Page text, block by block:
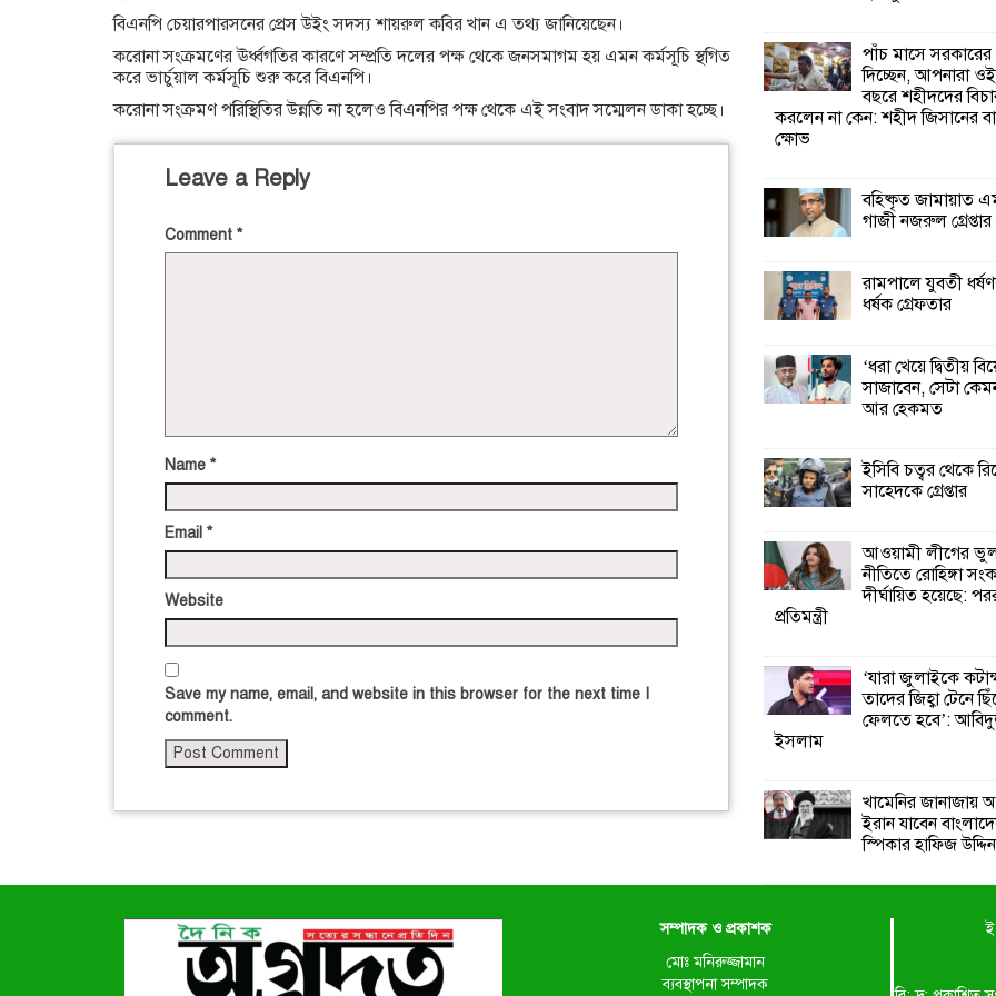
বিএনপি চেয়ারপারসনের প্রেস উইং সদস্য শায়রুল কবির খান এ তথ্য জানিয়েছেন।
করোনা সংক্রমণের ঊর্ধ্বগতির কারণে সম্প্রতি দলের পক্ষ থেকে জনসমাগম হয় এমন কর্মসূচি স্থগিত
করে ভার্চুয়াল কর্মসূচি শুরু করে বিএনপি।
করোনা সংক্রমণ পরিস্থিতির উন্নতি না হলেও বিএনপির পক্ষ থেকে এই সংবাদ সম্মেলন ডাকা হচ্ছে।
Leave a Reply
Comment *
Name *
Email *
Website
Save my name, email, and website in this browser for the next time I
comment.
কালিগঞ্জে নিখোঁজ
মরদেহ অবশেষে
ইছামতী নদীতে
কর্মী সম্মেলন
সহনশীল জনগোষ্ঠী
প্রকল্পের
শিখন ও অভিজ্ঞতা বিনিময় সভা
শ্যামনগরে
সিএমসির সাথে
মতবিনিময় সভা
পাঁচ মাসে
দিচ্ছেন, আপনারা
বছরে শহীদদের
করলেন না কেন: শহীদ জিসানের
ক্ষোভ
বহিষ্কৃত জামায়াত
গাজী নজরুল গ্রেপ্তার
রামপালে যুবতী
ধর্ষক গ্রেফতার
‘ধরা খেয়ে দ্বিতীয়
সাজাবেন, সেটা
আর হেকমত
ইসিবি চত্বর থেকে
সাহেদকে গ্রেপ্তার
আওয়ামী লীগের
নীতিতে রোহিঙ্গা
দীর্ঘায়িত হয়েছে:
প্রতিমন্ত্রী
‘যারা জুলাইকে
তাদের জিহ্বা টেনে
ফেলতে হবে’:
ইসলাম
খামেনির জানাজায়
ইরান যাবেন
স্পিকার হাফিজ উদ্দিন
সম্পাদক ও প্রকাশক
মোঃ মনিরুজ্জামান
ব্যবস্থাপনা সম্পাদক